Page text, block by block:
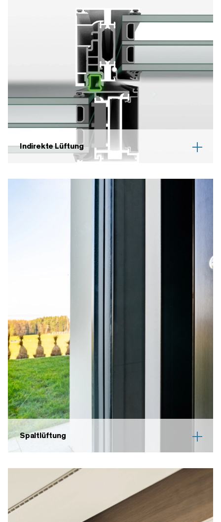
Indirekte Lüftung
Spaltlüftung